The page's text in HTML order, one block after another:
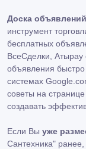
Доска
инструмент
бесплатных
ВсеСделки, Атырау
объявления
системах
советы на
создавать
Если Вы уже
Сантехника"